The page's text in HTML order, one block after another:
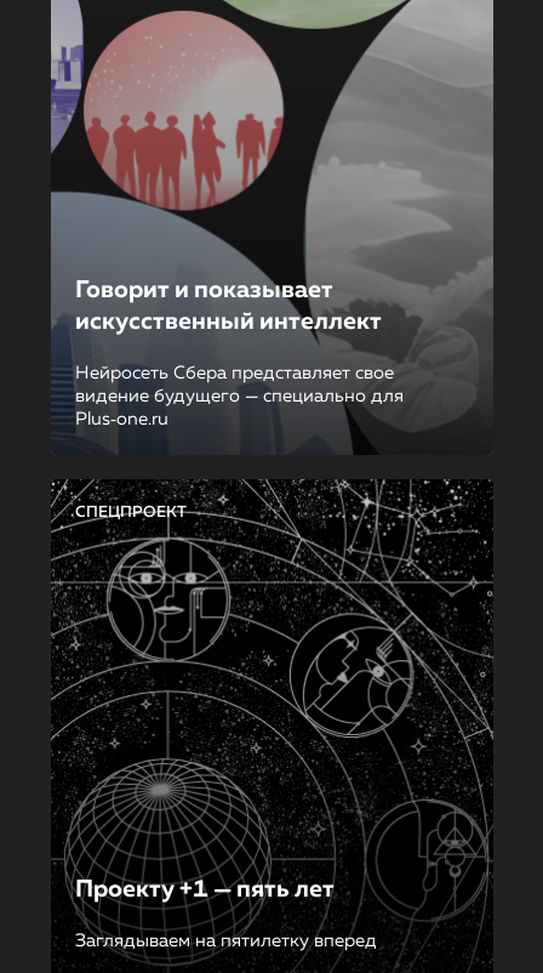
Говорит и показывает
искусственный интеллект
Нейросеть Сбера представляет свое
видение будущего — специально для
Plus‑one.ru
СПЕЦПРОЕКТ
Проекту +1 — пять лет
Заглядываем на пятилетку вперед